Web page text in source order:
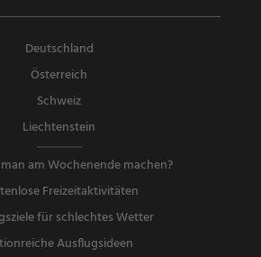
Deutschland
Österreich
Schweiz
Liechtenstein
am Wochenende machen?
Freizeitaktivitäten
für schlechtes Wetter
Ausflugsideen